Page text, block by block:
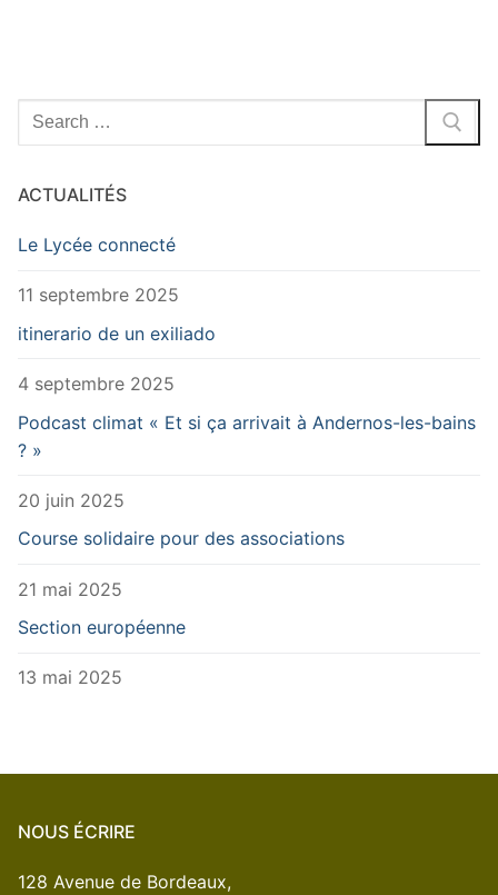
Rechercher
:
ACTUALITÉS
Le Lycée connecté
11 septembre 2025
itinerario de un exiliado
4 septembre 2025
Podcast climat « Et si ça arrivait à Andernos-les-bains
? »
20 juin 2025
Course solidaire pour des associations
21 mai 2025
Section européenne
13 mai 2025
NOUS ÉCRIRE
128 Avenue de Bordeaux,